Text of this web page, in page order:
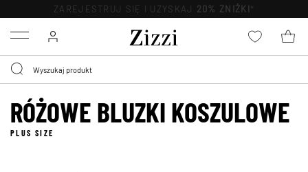
BEZPŁATNADOSTAWA OD 59 ZŁ *
Menu
RÓŻOWE BLUZKI KOSZULOWE
PLUS SIZE